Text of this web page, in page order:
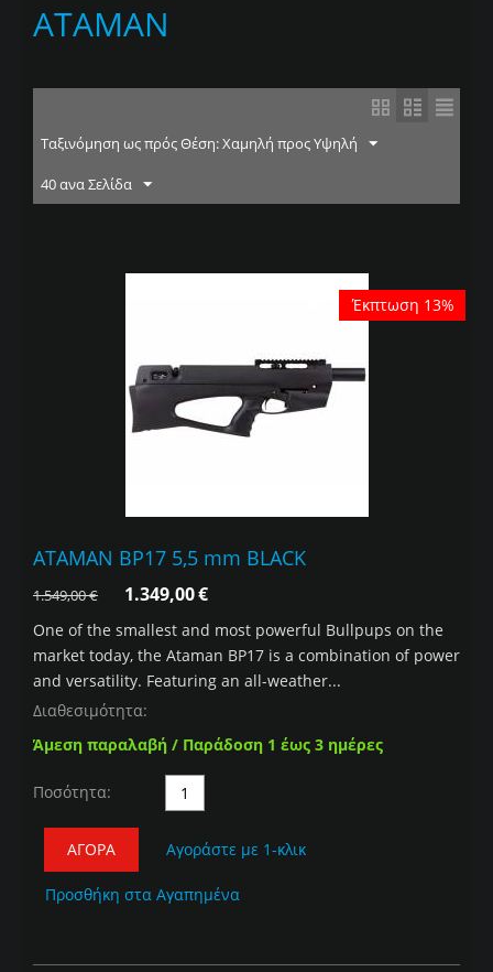
ATAMAN
Ταξινόμηση ως πρός Θέση: Χαμηλή προς Υψηλή
40 ανα Σελίδα
Έκπτωση 13%
ATAMAN BP17 5,5 mm BLACK
1.549,00€ 1.349,00€
One of the smallest and most powerful Bullpups on the
market today, the Ataman BP17 is a combination of power
and versatility. Featuring an all-weather...
Διαθεσιμότητα:
Άμεση παραλαβή / Παράδοση 1 έως 3 ημέρες
Ποσότητα:
ΑΓΟΡΆ Αγοράστε με 1-κλικ
Προσθήκη στα Αγαπημένα